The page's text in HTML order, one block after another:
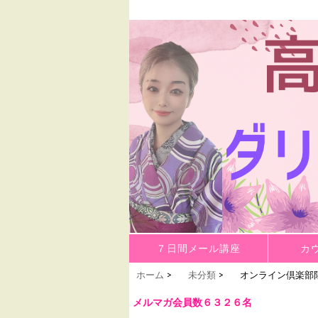
ダリン勝也、高野麗
７日間メール講座 カ
ホーム > 未分類 > オンライン倶楽部
メルマガ会員数６３２６名